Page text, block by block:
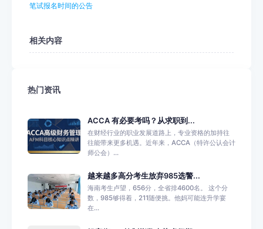
笔试报名时间的公告
相关内容
热门资讯
ACCA 有必要考吗？从求职到...
在财经行业的职业发展道路上，专业资格的加持往
往能带来更多机遇。近年来，ACCA（特许公认会计
师公会）...
越来越多高分考生放弃985选警...
海南考生卢望，656分，全省排4600名。 这个分
数，985够得着，211随便挑。他妈可能连升学宴
在...